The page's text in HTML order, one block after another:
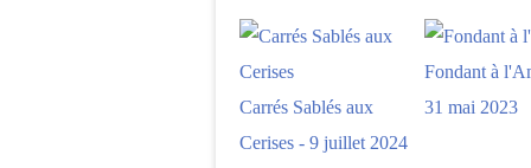
Carrés Sablés aux
Cerises - 9 juillet 2024
Fondant à
31 mai 2023